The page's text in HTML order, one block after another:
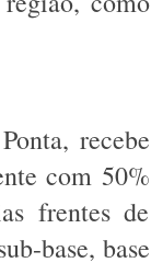
recebe
com 50%
frentes de
base, base